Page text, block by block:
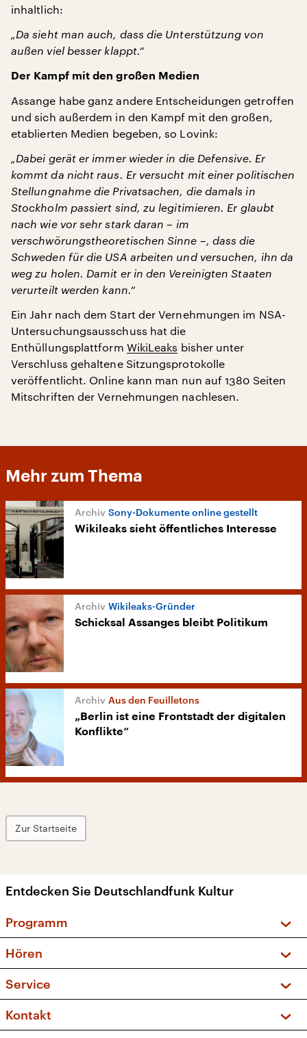
inhaltlich:
„Da sieht man auch, dass die Unterstützung von
außen viel besser klappt.“
Der Kampf mit den großen Medien
Assange habe ganz andere Entscheidungen getroffen
und sich außerdem in den Kampf mit den großen,
etablierten Medien begeben, so Lovink:
„Dabei gerät er immer wieder in die Defensive. Er
kommt da nicht raus. Er versucht mit einer politischen
Stellungnahme die Privatsachen, die damals in
Stockholm passiert sind, zu legitimieren. Er glaubt
nach wie vor sehr stark daran – im
verschwörungstheoretischen Sinne –, dass die
Schweden für die USA arbeiten und versuchen, ihn da
weg zu holen. Damit er in den Vereinigten Staaten
verurteilt werden kann.“
Ein Jahr nach dem Start der Vernehmungen im NSA-
Untersuchungsausschuss hat die
Enthüllungsplattform WikiLeaks bisher unter
Verschluss gehaltene Sitzungsprotokolle
veröffentlicht. Online kann man nun auf 1380 Seiten
Mitschriften der Vernehmungen nachlesen.
Mehr zum Thema
Sony-Dokumente online gestellt
Wikileaks sieht öffentliches Interesse
Wikileaks-Gründer
Schicksal Assanges bleibt Politikum
Aus den Feuilletons
„Berlin ist eine Frontstadt der digitalen
Konflikte“
Zur Startseite
Entdecken Sie Deutschlandfunk Kultur
Programm
Sendungen und Podcasts
Musikliste
Kakadu – Das Kinderprogramm
Hören
Frequenzen (UKW + DAB+)
Service
FAQ
Apps
Kontakt